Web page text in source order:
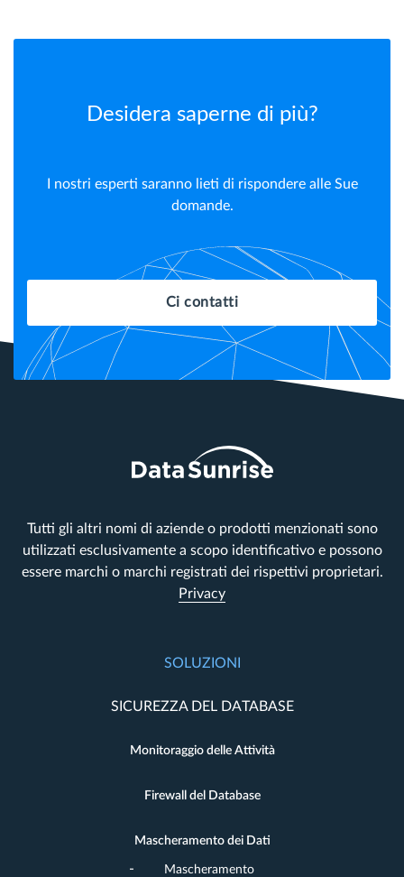
Desidera saperne di più?
I nostri esperti saranno lieti di rispondere alle Sue
domande.
Ci contatti
Tutti gli altri nomi di aziende o prodotti menzionati sono
utilizzati esclusivamente a scopo identificativo e possono
essere marchi o marchi registrati dei rispettivi proprietari.
Privacy
SOLUZIONI
SICUREZZA DEL DATABASE
Monitoraggio delle Attività
Firewall del Database
Mascheramento dei Dati
Mascheramento